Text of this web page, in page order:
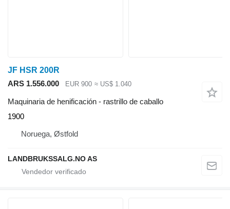
JF HSR 200R
ARS 1.556.000
EUR 900 ≈ US$ 1.040
Maquinaria de henificación - rastrillo de caballo
1900
Noruega, Østfold
LANDBRUKSSALG.NO AS